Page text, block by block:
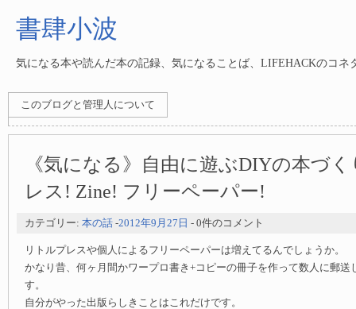
書肆小波
気になる本や読んだ本の記録、気になることば、LIFEHACKのコネ
このブログと管理人について
《気になる》自由に遊ぶDIYの本づ
レス! Zine! フリーペーパー!
カテゴリー: 本の話 -2012年9月27日 - 0件のコメント
リトルプレスや個人によるフリーペーパーは増えてるんでしょうか。
かなり昔、何ヶ月間かワープロ書き+コピーの冊子を作って数人に郵送
す。
自分がやった出版らしきことはこれだけです。